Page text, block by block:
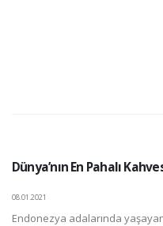
Dünya’nın En Pahalı
08.01.2021
Endonezya adalarında